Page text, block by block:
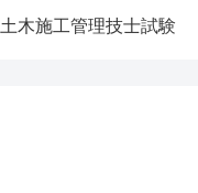
土木施工管理技士試験